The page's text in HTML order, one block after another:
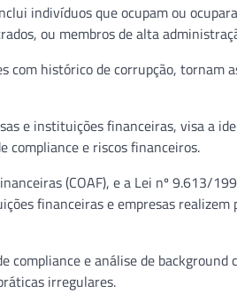
indivíduos que ocupam ou
ou membros de alta
com histórico de corrupção, tornam
e instituições financeiras, visa a
compliance e riscos financeiros.
(COAF), e a Lei nº 9.613/
financeiras e empresas
e análise de background
irregulares.